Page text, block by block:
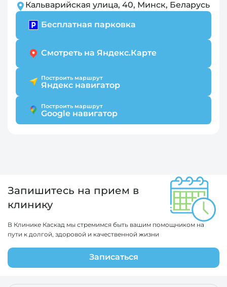
Кальварийская улица, 40, Минск, Беларусь
Бесплатная парковка
Смотреть на Яндекс.Карте
Построить маршрут
Яндекс навигатор
Построить маршрут
Google навигатор
Запишитесь на прием в
клинику
В Клинике Каскад мы стремимся быть вашим помощником на
пути к долгой, здоровой и качественной жизни
Записаться